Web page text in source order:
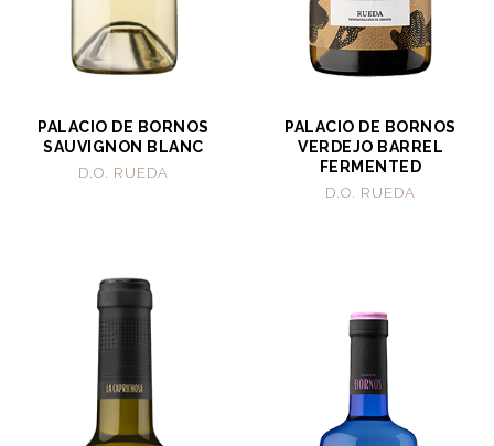
PALACIO DE BORNOS
SAUVIGNON BLANC
D.O. RUEDA
PALACIO DE BORNOS
VERDEJO BARREL
FERMENTED
D.O. RUEDA